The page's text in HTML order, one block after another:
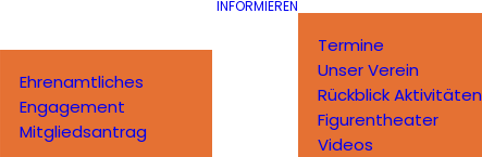
Ehrenamtliches
Engagement
Mitgliedsantrag
INFORMIEREN
Termine
Unser Verein
Rückblick Aktivitäten
Figurentheater
Videos